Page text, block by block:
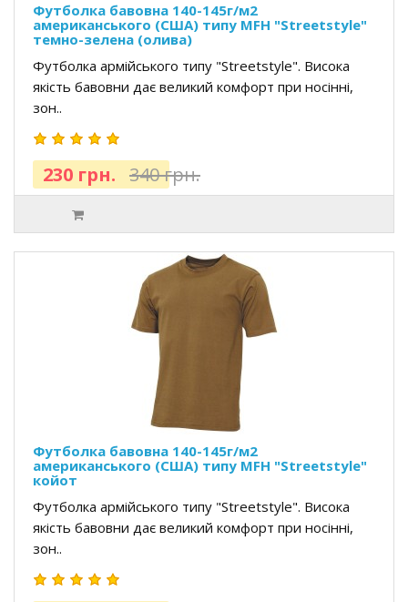
Футболка бавовна 140-145г/м2
американського (США) типу MFH "Streetstyle"
темно-зелена (олива)
Футболка армійського типу "Streetstyle". Висока
якість бавовни дає великий комфорт при носінні,
зон..
230 грн. 340 грн.
Футболка бавовна 140-145г/м2
американського (США) типу MFH "Streetstyle"
койот
Футболка армійського типу "Streetstyle". Висока
якість бавовни дає великий комфорт при носінні,
зон..